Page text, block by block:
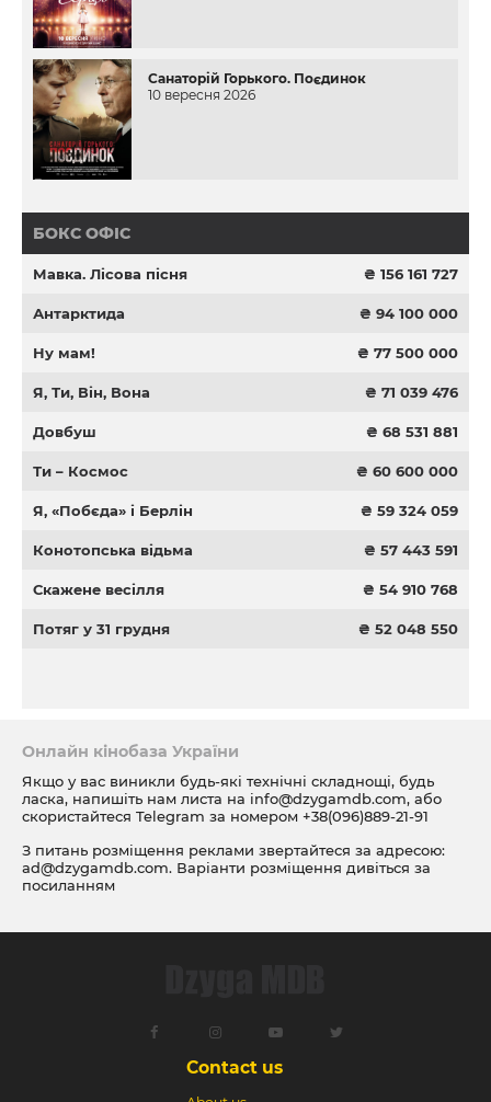
Санаторій Горького. Поєдинок
10 вересня 2026
БОКС ОФІС
Мавка. Лісова пісня ₴ 156 161 727
Антарктида ₴ 94 100 000
Ну мам! ₴ 77 500 000
Я, Ти, Він, Вона ₴ 71 039 476
Довбуш ₴ 68 531 881
Ти – Космос ₴ 60 600 000
Я, «Побєда» і Берлін ₴ 59 324 059
Конотопська відьма ₴ 57 443 591
Скажене весілля ₴ 54 910 768
Потяг у 31 грудня ₴ 52 048 550
Онлайн кінобаза України
Якщо у вас виникли будь-які технічні складнощі, будь
ласка, напишіть нам листа на info@dzygamdb.com, або
скористайтеся Telegram за номером +38(096)889-21-91
З питань розміщення реклами звертайтеся за адресою:
ad@dzygamdb.com. Варіанти розміщення дивіться за
посиланням
Contact us